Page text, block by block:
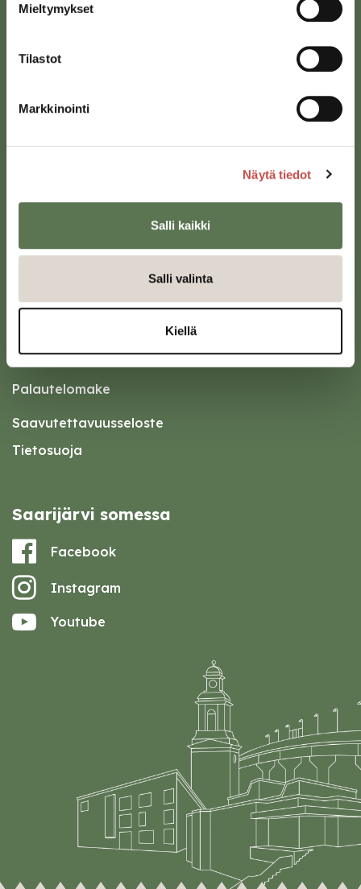
Mieltymykset
Tilastot
Markkinointi
Näytä tiedot
Salli kaikki
Salli valinta
Kiellä
Sivulantie 11, PL 13
kirjaamo@saarijarvi.fi
Kotiin meille Saarijärvelle
Asiointipiste
Esityslistat ja pöytäkirjat
Palautelomake
Saavutettavuusseloste
Tietosuoja
Saarijärvi somessa
Facebook
Instagram
Youtube